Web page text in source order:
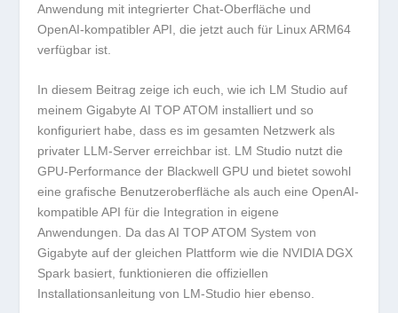
Anwendung mit integrierter Chat-Oberfläche und
OpenAI-kompatibler API, die jetzt auch für Linux ARM64
verfügbar ist.
In diesem Beitrag zeige ich euch, wie ich LM Studio auf
meinem Gigabyte AI TOP ATOM installiert und so
konfiguriert habe, dass es im gesamten Netzwerk als
privater LLM-Server erreichbar ist. LM Studio nutzt die
GPU-Performance der Blackwell GPU und bietet sowohl
eine grafische Benutzeroberfläche als auch eine OpenAI-
kompatible API für die Integration in eigene
Anwendungen. Da das AI TOP ATOM System von
Gigabyte auf der gleichen Plattform wie die NVIDIA DGX
Spark basiert, funktionieren die offiziellen
Installationsanleitung von LM-Studio hier ebenso.